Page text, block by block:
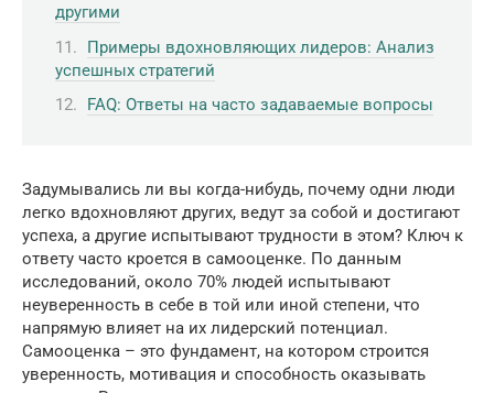
другими
Примеры вдохновляющих лидеров: Анализ
успешных стратегий
FAQ: Ответы на часто задаваемые вопросы
Задумывались ли вы когда-нибудь, почему одни люди
легко вдохновляют других, ведут за собой и достигают
успеха, а другие испытывают трудности в этом? Ключ к
ответу часто кроется в самооценке. По данным
исследований, около 70% людей испытывают
неуверенность в себе в той или иной степени, что
напрямую влияет на их лидерский потенциал.
Самооценка – это фундамент, на котором строится
уверенность, мотивация и способность оказывать